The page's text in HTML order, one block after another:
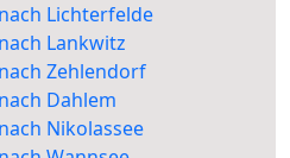
Lichterfelde
Lankwitz
Zehlendorf
Dahlem
Nikolassee